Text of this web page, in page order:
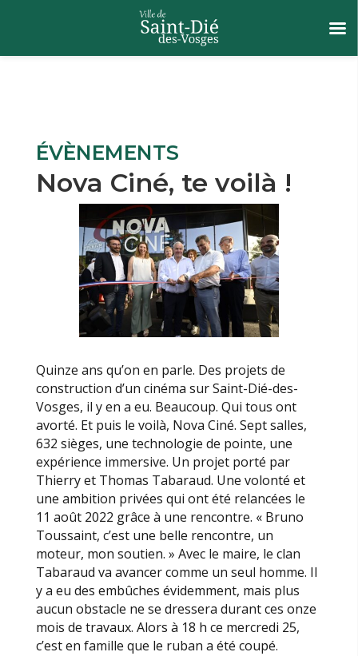
ÉVÈNEMENTS
Nova Ciné, te voilà !
Quinze ans qu’on en parle. Des projets de
construction d’un cinéma sur Saint-Dié-des-
Vosges, il y en a eu. Beaucoup. Qui tous ont
avorté. Et puis le voilà, Nova Ciné. Sept salles,
632 sièges, une technologie de pointe, une
expérience immersive. Un projet porté par
Thierry et Thomas Tabaraud. Une volonté et
une ambition privées qui ont été relancées le
11 août 2022 grâce à une rencontre. « Bruno
Toussaint, c’est une belle rencontre, un
moteur, mon soutien. » Avec le maire, le clan
Tabaraud va avancer comme un seul homme. Il
y a eu des embûches évidemment, mais plus
aucun obstacle ne se dressera durant ces onze
mois de travaux. Alors à 18 h ce mercredi 25,
c’est en famille que le ruban a été coupé.